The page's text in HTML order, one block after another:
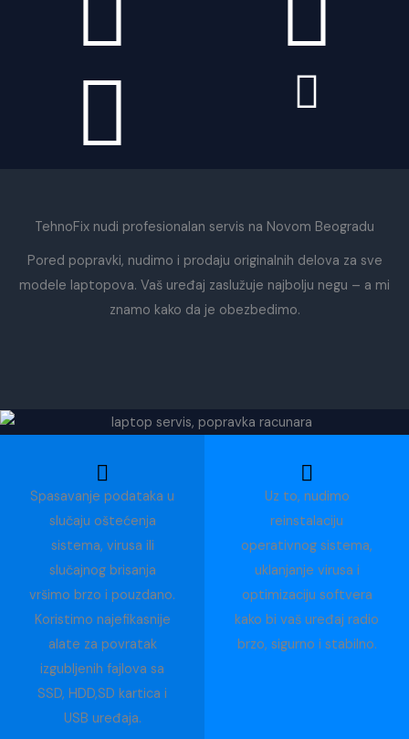
TehnoFix nudi profesionalan servis na Novom Beogradu
Pored popravki, nudimo i prodaju originalnih delova za sve
modele laptopova. Vaš uređaj zaslužuje najbolju negu – a mi
znamo kako da je obezbedimo.
Spasavanje podataka u
slučaju oštećenja
sistema, virusa ili
slučajnog brisanja
vršimo brzo i pouzdano.
Koristimo najefikasnije
alate za povratak
izgubljenih fajlova sa
SSD, HDD,SD kartica i
USB uređaja.
Uz to, nudimo
reinstalaciju
operativnog sistema,
uklanjanje virusa i
optimizaciju softvera
kako bi vaš uređaj radio
brzo, sigurno i stabilno.